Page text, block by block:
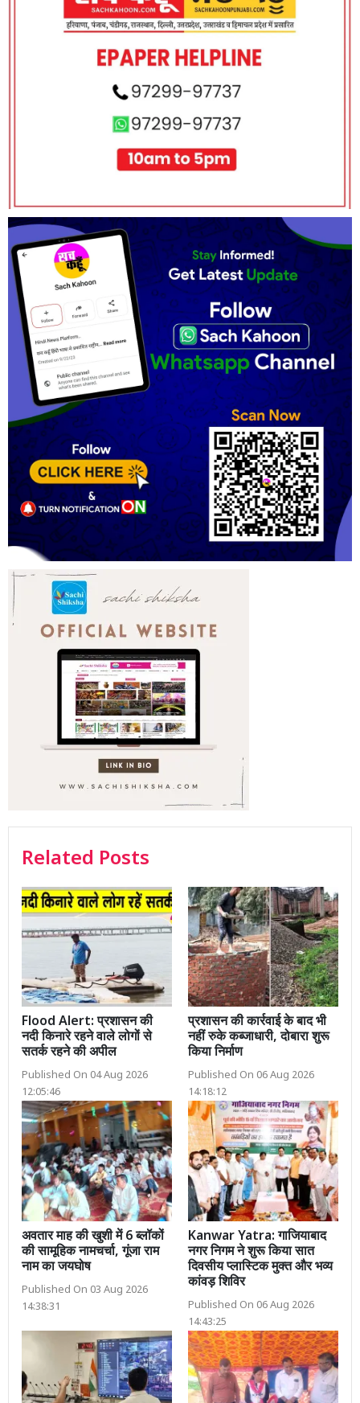
Related Posts
Flood Alert: प्रशासन की
नदी किनारे रहने वाले लोगों से
सतर्क रहने की अपील
Published On 04 Aug 2026
12:05:46
प्रशासन की कार्रवाई के बाद भी
नहीं रुके कब्जाधारी, दोबारा शुरू
किया निर्माण
Published On 06 Aug 2026
14:18:12
अवतार माह की खुशी में 6 ब्लॉकों
की सामूहिक नामचर्चा, गूंजा राम
नाम का जयघोष
Published On 03 Aug 2026
14:38:31
Kanwar Yatra: गाजियाबाद
नगर निगम ने शुरू किया सात
दिवसीय प्लास्टिक मुक्त और भव्य
कांवड़ शिविर
Published On 06 Aug 2026
14:43:25